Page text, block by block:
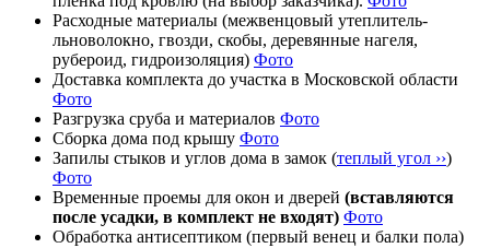
Расходные материалы (межвенцовый утеплитель-
льноволокно, гвозди, скобы, деревянные нагеля,
рубероид, гидроизоляция) Фото
Доставка комплекта до участка в Московской области
Фото
Разгрузка сруба и материалов Фото
Сборка дома под крышу Фото
Запилы стыков и углов дома в замок (теплый угол ››)
Фото
Временные проемы для окон и дверей (вставляются
после усадки, в комплект не входят) Фото
Обработка антисептиком (первый венец и балки пола)